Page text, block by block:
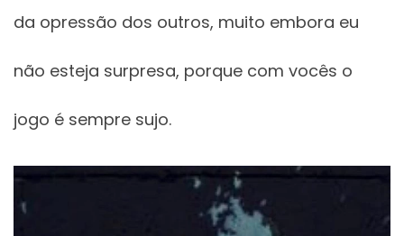
da opressão dos outros, muito embora eu
não esteja surpresa, porque com vocês o
jogo é sempre sujo.